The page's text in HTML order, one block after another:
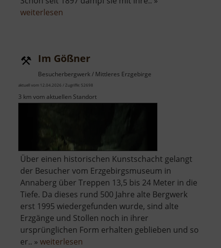
weiterlesen
Im Gößner
Besucherbergwerk / Mittleres Erzgebirge
aktuell vom 12.04.2026 / Zugriffe: 52698
3 km vom aktuellen Standort
Über einen historischen Kunstschacht gelangt
der Besucher vom Erzgebirgsmuseum in
Annaberg über Treppen 13,5 bis 24 Meter in die
Tiefe. Da dieses rund 500 Jahre alte Bergwerk
erst 1995 wiedergefunden wurde, sind alte
Erzgänge und Stollen noch in ihrer
ursprünglichen Form erhalten geblieben und so
er.. » weiterlesen